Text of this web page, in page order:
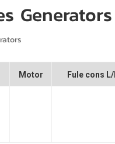
Generators
Motor Fule cons L/